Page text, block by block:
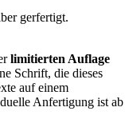
gerfertigt.
limitierten Auflage
Schrift, die dieses
auf einem
Anfertigung ist ab